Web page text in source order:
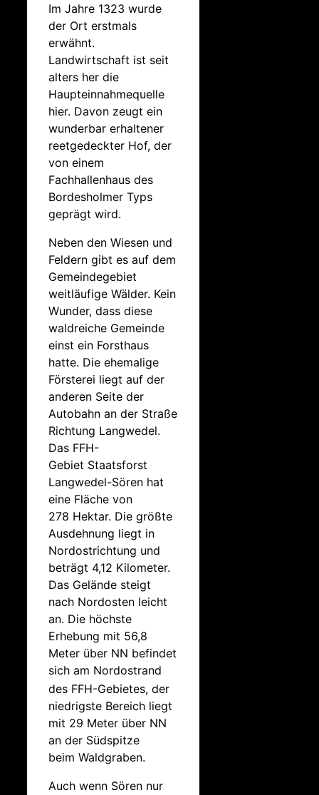
Im Jahre 1323 wurde
der Ort erstmals
erwähnt.
Landwirtschaft ist seit
alters her die
Haupteinnahmequelle
hier. Davon zeugt ein
wunderbar erhaltener
reetgedeckter Hof, der
von einem
Fachhallenhaus des
Bordesholmer Typs
geprägt wird.
Neben den Wiesen und
Feldern gibt es auf dem
Gemeindegebiet
weitläufige Wälder. Kein
Wunder, dass diese
waldreiche Gemeinde
einst ein Forsthaus
hatte. Die ehemalige
Försterei liegt auf der
anderen Seite der
Autobahn an der Straße
Richtung Langwedel.
Das FFH-
Gebiet Staatsforst
Langwedel-Sören hat
eine Fläche von
278 Hektar. Die größte
Ausdehnung liegt in
Nordostrichtung und
beträgt 4,12 Kilometer.
Das Gelände steigt
nach Nordosten leicht
an. Die höchste
Erhebung mit 56,8
Meter über NN befindet
sich am Nordostrand
des FFH-Gebietes, der
niedrigste Bereich liegt
mit 29 Meter über NN
an der Südspitze
beim Waldgraben.
Auch wenn Sören nur